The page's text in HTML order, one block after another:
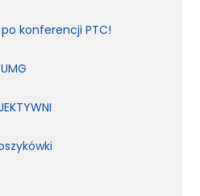
konferencji PTC!